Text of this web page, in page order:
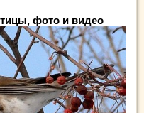
фото и видео